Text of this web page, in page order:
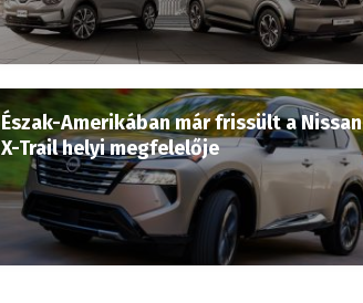
Észak-Amerikában már frissült a Nissan
X-Trail helyi megfelelője